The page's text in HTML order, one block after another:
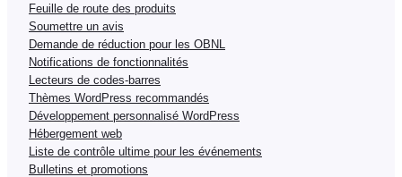
Feuille de route des produits
Soumettre un avis
Demande de réduction pour les OBNL
Notifications de fonctionnalités
Lecteurs de codes-barres
Thèmes WordPress recommandés
Développement personnalisé WordPress
Hébergement web
Liste de contrôle ultime pour les événements
Bulletins et promotions